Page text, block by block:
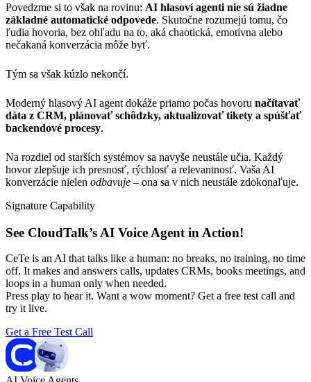
Povedzme si to však na rovinu: AI hlasoví agenti nie sú žiadne
základné automatické odpovede. Skutočne rozumejú tomu, čo
ľudia hovoria, bez ohľadu na to, aká chaotická, emotívna alebo
nečakaná konverzácia môže byť.
Tým sa však kúzlo nekončí.
Moderný hlasový AI agent dokáže priamo počas hovoru načítavať
dáta z CRM, plánovať schôdzky, aktualizovať tikety a spúšťať
backendové procesy.
Na rozdiel od starších systémov sa navyše neustále učia. Každý
hovor zlepšuje ich presnosť, rýchlosť a relevantnosť. Vaša AI
konverzácie nielen odbavuje – ona sa v nich neustále zdokonaľuje.
Signature Capability
See CloudTalk’s AI Voice Agent in Action!
CeTe is an AI that talks like a human: no breaks, no training, no time
off. It makes and answers calls, updates CRMs, books meetings, and
loops in a human only when needed.
Press play to hear it. Want a wow moment? Get a free test call and
try it live.
Get a Free Test Call